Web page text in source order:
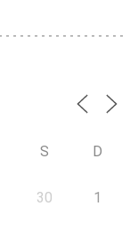
S D
30 1